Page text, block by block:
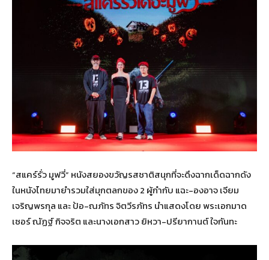
“สแคร์รั่ว มูฟวี่” หนังสยองขวัญรสชาติสนุกที่จะดึงฉากเด็ดฉากดัง
ในหนังไทยมายำรวมใส่มุกตลกของ 2 ผู้กำกับ แฉะ-องอาจ เจียม
เจริญพรกุล และ ป้อ-ณภัทร จิตวีรภัทร นำแสดงโดย พระเอกมาด
เซอร์ ณัฏฐ์ กิจจริต และนางเอกสาว ยิหวา-ปรียากานต์ ใจกันทะ